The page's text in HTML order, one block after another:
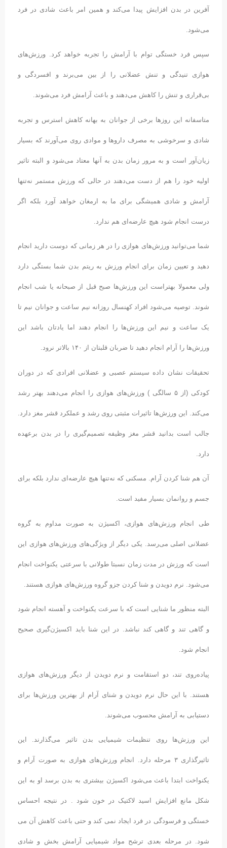
آفرین در بدن افزایش پیدا می‌کند و همین امر باعث شادی در فرد
می‌شود.
سپس فرد خستگی توام با آرامش را تجربه خواهد کرد. ورزش‌های
هوازی تنیدگی و تنش عضلانی را از بین می‌برند و افسردگی و
بی‌قراری و تنش را کاهش می‌دهند و باعث آرامش فرد می‌شوند.
متاسفانه این روزها برخی از جوانان به بهانه کاهش استرس و تجربه
شادی و سرخوشی به مصرف داروها و موادی روی می‌‌آورند که بسیار
زیان‌آور است و به مرور زمان بدن به آنها معتاد می‌شود و البته تاثیر
اولیه خود را هم از دست می‌دهند در حالی که ورزش مستمر نه‌تنها
آرامش و شادی همیشگی برای ما به ارمغان خواهد آورد بلکه اگر
درست انجام شود هیچ عارضه‌ای هم ندارد.
شما می‌توانید ورزش‌های هوازی را در هر زمانی که دوست دارید انجام
دهید و تعیین زمان برای انجام ورزش به ریتم بدن شما بستگی دارد
ولی معمولا بهتراست این ورزش‌ها صبح قبل از صبحانه یا شب انجام
شوند. توصیه می‌شود افراد کهنسال روزانه نیم ساعت و جوانان نیم تا
یک ساعت و نیم این ورزش‌ها را انجام دهند اما یادتان باشد این
ورزش‌ها را آرام انجام دهید تا ضربان قلبتان از ۱۴۰ بالاتر نرود.
تحقیقات نشان داده سیستم عصبی و عضلانی افرادی که در دوران
کودکی (از ۵ سالگی ) ورزش‌های هوازی را انجام می‌دهند بهتر رشد
می‌کند. این ورزش‌ها تاثیرات مثبتی روی رشد و عملکرد قشر مغز دارد.
جالب است بدانید قشر مغز وظیفه تصمیم‌گیری را در بدن برعهده
دارد.
آن هم شنا کردن آرام. مسکنی که نه‌تنها هیچ عارضه‌ای ندارد بلکه برای
جسم و روانمان بسیار مفید است.
طی انجام ورزش‌های هوازی، اکسیژن به صورت مداوم به گروه
عضلانی اصلی می‌رسد. یکی دیگر از ویژگی‌های ورزش‌های هوازی این
است که ورزش در مدت زمان نسبتا طولانی با سرعتی یکنواخت انجام
می‌شود. نرم دویدن و شنا کردن جزو گروه ورزش‌های هوازی هستند.
البته منظور ما شنایی است که با سرعت یکنواخت و آهسته انجام شود
و گاهی تند و گاهی کند نباشد. در این شنا باید اکسیژن‌گیری صحیح
انجام شود.
پیاده‌روی تند، دو استقامت و نرم دویدن از دیگر ورزش‌های هوازی
هستند. با این حال نرم دویدن و شنای آرام از بهترین ورزش‌ها برای
دستیابی به آرامش محسوب می‌شوند.
این ورزش‌ها روی تنظیمات شیمیایی بدن تاثیر می‌گذارند. این
تاثیرگذاری ۳ مرحله دارد. انجام ورزش‌های هوازی به صورت آرام و
یکنواخت ابتدا باعث می‌شود اکسیژن بیشتری به بدن برسد او به این
شکل مانع افزایش اسید لاکتیک در خون شود . در نتیجه احساس
خستگی و فرسودگی در فرد ایجاد نمی کند و حتی باعث کاهش آن می
شود. در مرحله بعدی ترشح مواد شیمیایی آرامش بخش و شادی